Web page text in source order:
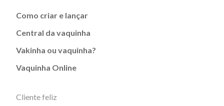
Como criar e lançar
Central da vaquinha
Vakinha ou vaquinha?
Vaquinha Online
Cliente feliz